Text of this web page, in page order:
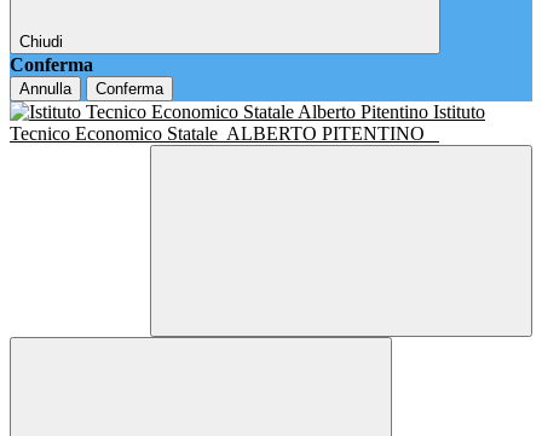
Chiudi
Conferma
Annulla Conferma
Istituto
Tecnico Economico Statale ALBERTO PITENTINO